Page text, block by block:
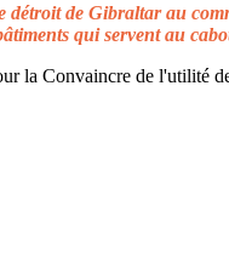
de Gibraltar au
qui servent au
la Convaincre de l'utilité